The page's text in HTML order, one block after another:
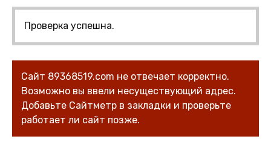
Проверка успешна.
Сайт 89368519.com не отвечает корректно.
Возможно вы ввели несуществующий адрес.
Добавьте Сайтметр в закладки и проверьте
работает ли сайт позже.